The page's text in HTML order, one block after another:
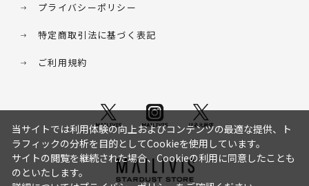
プライバシーポリシー
特定商取引法に基づく表記
ご利用規約
当サイトでは利用体験の向上およびコンテンツの最適な提供、ト
ラフィックの分析を目的としてCookieを使用しています。
サイトの閲覧を継続された場合、Cookieの利用に同意したことも
のといたします。